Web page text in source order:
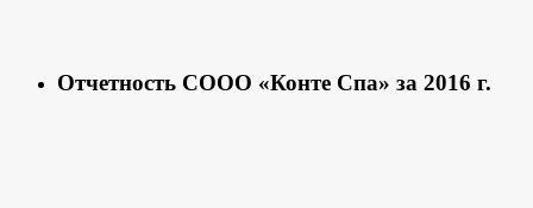
Отчетность СООО «Конте Спа» за 2016 г.